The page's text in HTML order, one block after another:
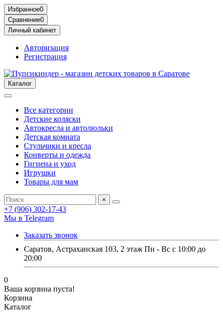
Избранное0
Сравнение0
Личный кабинет
Авторизация
Регистрация
Каталог
Все категории
Детские коляски
Автокресла и автолюльки
Детская комната
Стульчики и кресла
Конверты и одежда
Гигиена и уход
Игрушки
Товары для мам
×
+7 (906) 302-17-43
Мы в Telegram
Заказать звонок
Саратов, Астраханская 103, 2 этаж Пн - Вс с 10:00 до
20:00
0
Ваша корзина пуста!
Корзина
Каталог